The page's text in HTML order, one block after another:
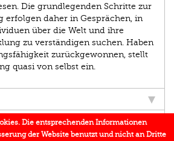
Die grundlegenden Schritte zur
erfolgen daher in Gesprächen, in
über die Welt und ihre
zu verständigen suchen. Haben
zurückgewonnen, stellt
quasi von selbst ein.
Die entsprechenden Informationen
der Website benutzt und nicht an Dritte